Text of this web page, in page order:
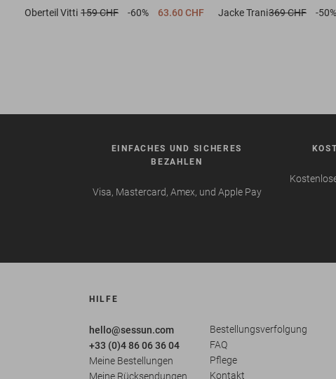
Oberteil Vitti 159 CHF -60% 63.60 CHF JackeTrani369 CHF -50%
EINFACHES UND SICHERES
BEZAHLEN
Visa, Mastercard, Amex, und Apple Pay
HILFE
hello@sessun.com
+33 (0)4 86 06 36 04
Meine Bestellungen
Meine Rücksendungen
Bestellungsverfolgung
FAQ
Pflege
Kontakt